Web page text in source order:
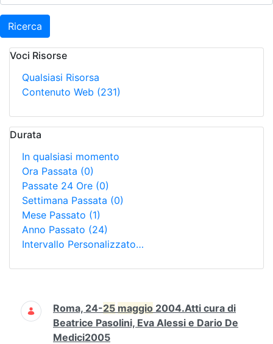
Ricerca
Voci Risorse
Qualsiasi Risorsa
Contenuto Web (231)
Durata
In qualsiasi momento
Ora Passata (0)
Passate 24 Ore (0)
Settimana Passata (0)
Mese Passato (1)
Anno Passato (24)
Intervallo Personalizzato…
Ricerca
Roma, 24-25 maggio 2004.Atti cura di
Beatrice Pasolini, Eva Alessi e Dario De
Medici2005